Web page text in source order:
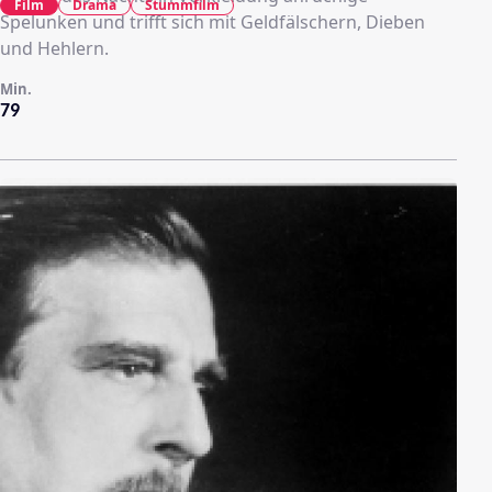
Spelunken und trifft sich mit Geldfälschern, Dieben
und Hehlern.
79
Min.
Film Drama Stummfilm